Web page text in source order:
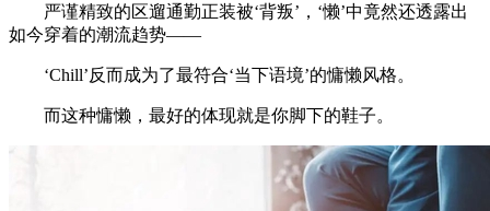
严谨精致的区遛通勤正装被‘背叛’，‘懒’中竟然还透露出
如今穿着的潮流趋势——
‘Chill’反而成为了最符合‘当下语境’的慵懒风格。
而这种慵懒，最好的体现就是你脚下的鞋子。